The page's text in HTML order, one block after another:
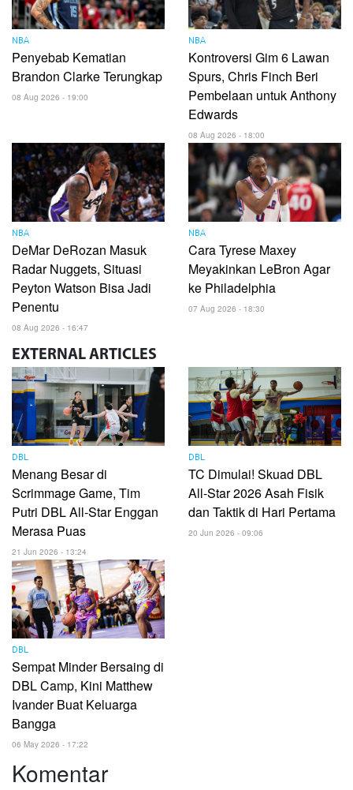
NBA
Penyebab Kematian
Brandon Clarke Terungkap
08 Aug 2026 - 19:00
NBA
Kontroversi Gim 6 Lawan
Spurs, Chris Finch Beri
Pembelaan untuk Anthony
Edwards
08 Aug 2026 - 18:00
NBA
DeMar DeRozan Masuk
Radar Nuggets, Situasi
Peyton Watson Bisa Jadi
Penentu
08 Aug 2026 - 16:47
NBA
Cara Tyrese Maxey
Meyakinkan LeBron Agar
ke Philadelphia
07 Aug 2026 - 18:30
EXTERNAL ARTICLES
DBL
Menang Besar di
Scrimmage Game, Tim
Putri DBL All-Star Enggan
Merasa Puas
21 Jun 2026 - 13:24
DBL
TC Dimulai! Skuad DBL
All-Star 2026 Asah Fisik
dan Taktik di Hari Pertama
20 Jun 2026 - 09:06
DBL
Sempat Minder Bersaing di
DBL Camp, Kini Matthew
Ivander Buat Keluarga
Bangga
06 May 2026 - 17:22
Komentar